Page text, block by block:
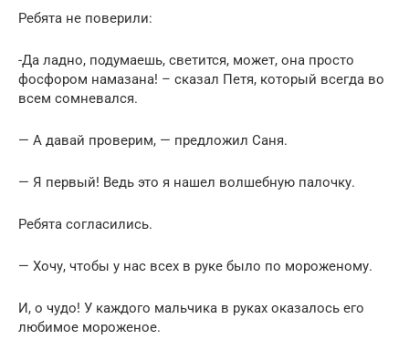
Ребята не поверили:
-Да ладно, подумаешь, светится, может, она просто
фосфором намазана! – сказал Петя, который всегда во
всем сомневался.
— А давай проверим, — предложил Саня.
— Я первый! Ведь это я нашел волшебную палочку.
Ребята согласились.
— Хочу, чтобы у нас всех в руке было по мороженому.
И, о чудо! У каждого мальчика в руках оказалось его
любимое мороженое.